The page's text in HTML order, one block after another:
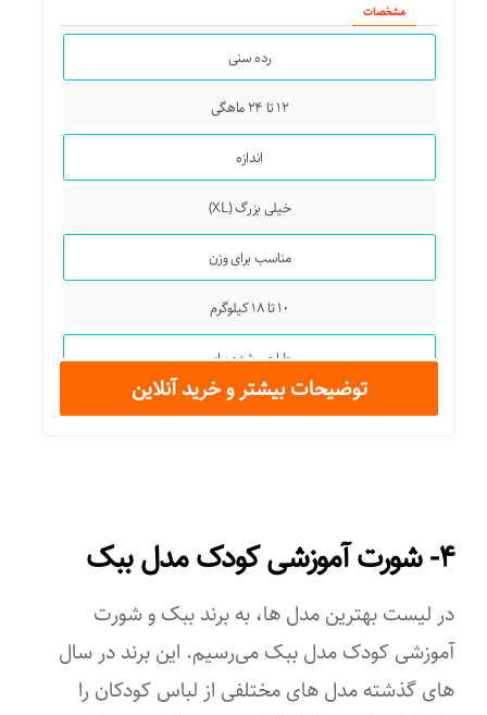
مشخصات
رده سنی
۱۲ تا ۲۴ ماهگی
اندازه
خیلی بزرگ (XL)
مناسب برای وزن
۱۰ تا ۱۸ کیلوگرم
طراحی شده برای
تعداد کالا در بسته
توضیحات بیشتر و خرید آنلاین
۴- شورت آموزشی کودک مدل ببک
در لیست بهترین مدل ها، به برند ببک و شورت
آموزشی کودک مدل ببک می‌رسیم. این برند در سال
های گذشته مدل های مختلفی از لباس کودکان را